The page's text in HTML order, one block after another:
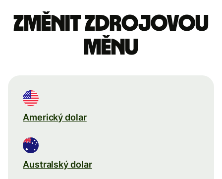
Změnit zdrojovou
měnu
Americký dolar
Australský dolar